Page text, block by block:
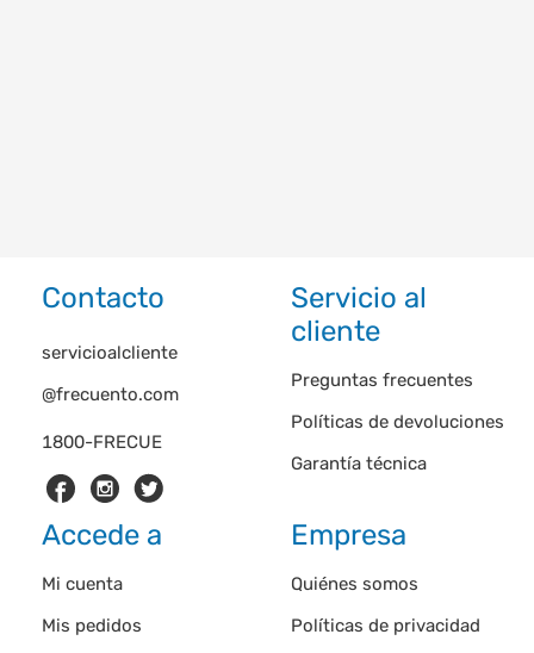
Contacto
1800-FRECUE
servicioalcliente
@frecuento.com
Servicio al
cliente
Preguntas frecuentes
Políticas de devoluciones
Garantía técnica
Accede a
Mi cuenta
Mis pedidos
Empresa
Quiénes somos
Políticas de privacidad